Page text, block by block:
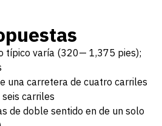
típico varía (320— 1,375 pies);
una carretera de cuatro carriles
carriles
de doble sentido en de un solo